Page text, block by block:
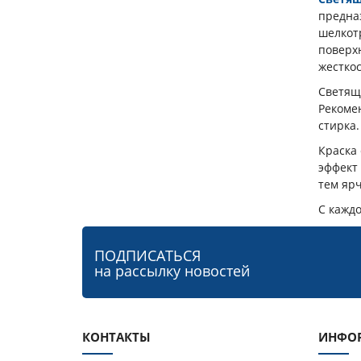
стирка.
тем
С
ПОДПИСАТЬСЯ
на рассылку новостей
КОНТАКТЫ